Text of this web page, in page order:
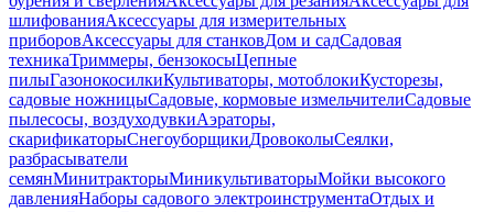
шлифованияАксессуары для измерительных
приборовАксессуары для станковДом и садСадовая
техникаТриммеры, бензокосыЦепные
пилыГазонокосилкиКультиваторы, мотоблокиКусторезы,
садовые ножницыСадовые, кормовые измельчителиСадовые
пылесосы, воздуходувкиАэраторы,
скарификаторыСнегоуборщикиДровоколыСеялки,
разбрасыватели
семянМинитракторыМиникультиваторыМойки высокого
давленияНаборы садового электроинструментаОтдых и